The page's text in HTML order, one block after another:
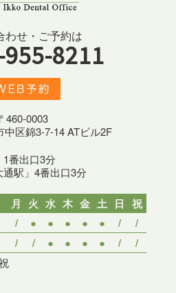
わせ・ご予約は
8211
460-0003
区錦3-7-14 ATビル2F
1番出口3分
通駅」4番出口3分
月 火 水 木 金 土 日 祝
/ ● ● ● ● ● /
/
/ / ● ● ● ● / /